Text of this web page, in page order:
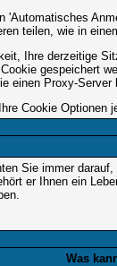
teilen, wie in
Ihre derzeitige
gespeichert
einen Proxy-Server
Cookie Optionen
Sie immer
er Ihnen ein
Was